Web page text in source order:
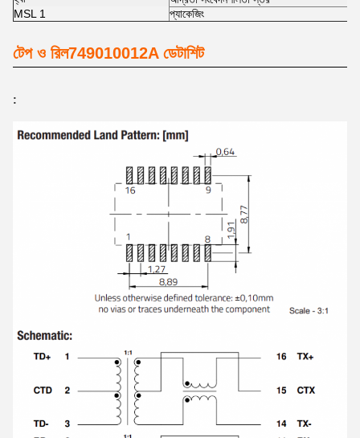
MSL 1
প্যাকেজিং
টেপ ও রিল749010012A ডেটাশিট
: